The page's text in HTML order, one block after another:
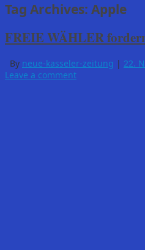
Tag Archives: Apple
FREIE WÄHLER
By neue-kasseler-zeitung | 22.
Leave a comment